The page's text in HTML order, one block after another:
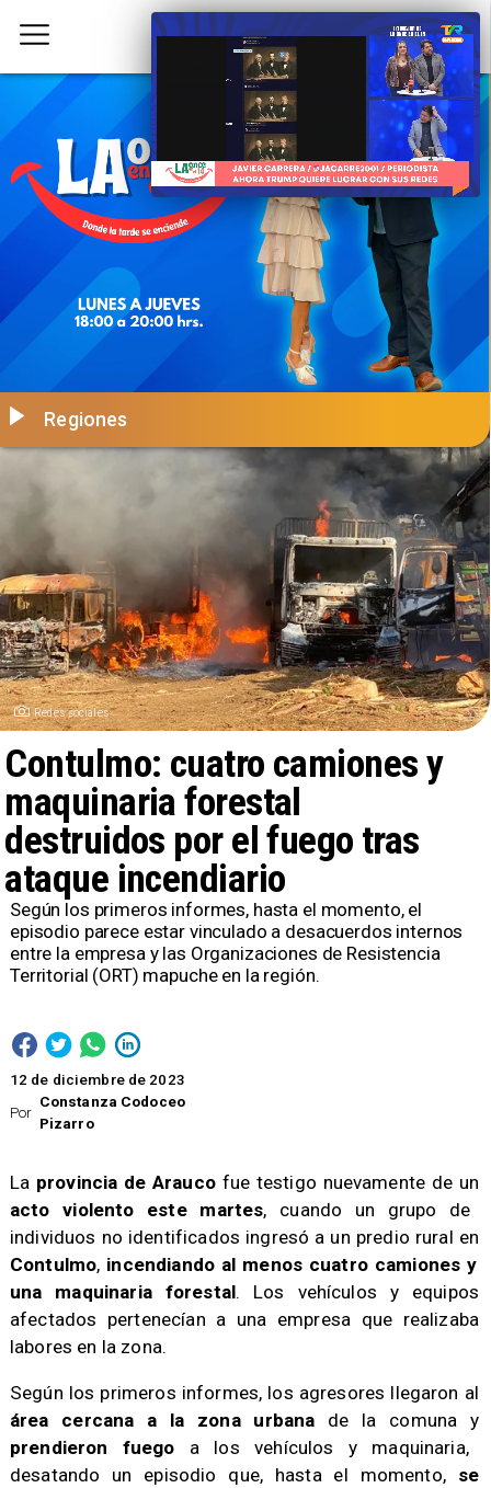
Redes sociales
Por
Constanza Codoceo
Pizarro
Contulmo: cuatro camiones y
maquinaria forestal
destruidos por el fuego tras
ataque incendiario
Regiones
12 de diciembre de 2023
Según los primeros informes, hasta el momento, el
episodio parece estar vinculado a desacuerdos internos
entre la empresa y las Organizaciones de Resistencia
Territorial (ORT) mapuche en la región.
La provincia de Araucofue testigo nuevamente de un
acto violento este martes, cuando un grupo de
individuos no identificados ingresó a un predio rural en
Contulmo, incendiando al menos cuatro camiones y
una maquinaria forestal. Los vehículos y equipos
afectados pertenecían a una empresa que realizaba
labores en la zona.
Según los primeros informes, los agresores llegaron al
área cercana a la zona urbana de la comuna y
prendieron fuego a los vehículos y maquinaria,
desatando un episodio que, hasta el momento, se